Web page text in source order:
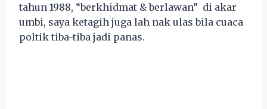
tahun 1988, “berkhidmat & berlawan” di akar
umbi, saya ketagih juga lah nak ulas bila cuaca
poltik tiba-tiba jadi panas.